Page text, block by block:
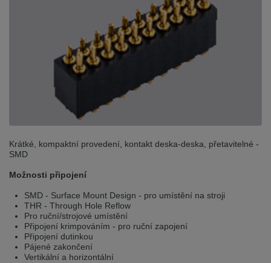
Krátké, kompaktní provedení, kontakt deska-deska, přetavitelné -
SMD
Možnosti připojení
SMD - Surface Mount Design - pro umístění na stroji
THR - Through Hole Reflow
Pro ruční/strojové umístění
Připojení krimpováním - pro ruční zapojení
Připojení dutinkou
Pájené zakončení
Vertikální a horizontální